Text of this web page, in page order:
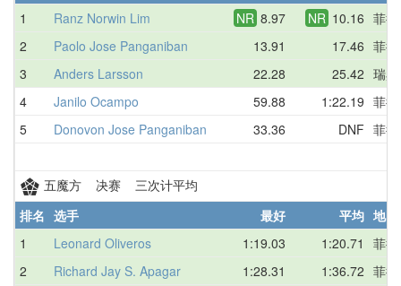
1
Ranz Norwin Lim NR 8.97 NR 10.16 菲
2
Paolo Jose Panganiban 13.91 17.46 菲
3
Anders Larsson 22.28 25.42 瑞典
4
Janilo Ocampo 59.88 1:22.19 菲
5
Donovon Jose Panganiban 33.36 DNF 菲
五魔方 决赛 三次计平均
排名 选手 最好 平均 地区
1
Leonard Oliveros 1:19.03 1:20.71
菲
2
Richard Jay S. Apagar 1:28.31 1:36.72 菲